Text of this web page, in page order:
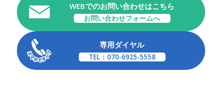
WEBでのお問い合わせはこちら
お問い合わせフォームへ
専用ダイヤル
TEL：070-6925-5558